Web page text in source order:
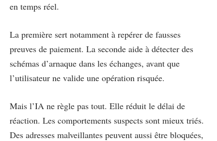
en temps réel.
La première sert notamment à repérer de fausses
preuves de paiement. La seconde aide à détecter des
schémas d’arnaque dans les échanges, avant que
l’utilisateur ne valide une opération risquée.
Mais l’IA ne règle pas tout. Elle réduit le délai de
réaction. Les comportements suspects sont mieux triés.
Des adresses malveillantes peuvent aussi être bloquées,